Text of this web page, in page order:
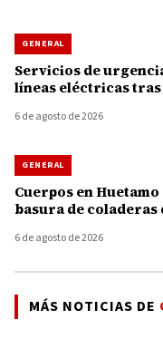
GENERAL
Servicios de
líneas eléctricas
6 de agosto de 2026
GENERAL
Cuerpos en
basura de
6 de agosto de 2026
MÁS NOTICIAS DE